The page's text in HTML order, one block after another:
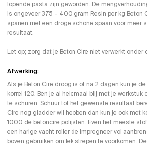
lopende pasta zijn geworden. De
is ongeveer 375 – 400 gram Resin per kg Beton
spanen met een droge schone spaan voor meer
resultaat.
Let op; zorg dat je Beton Cire niet verwerkt onder
Afwerking:
Als je Beton Cire droog is of na 2 dagen kun je
korrel 120. Ben je al helemaal blij met je werkstuk
te schuren. Schuur tot het gewenste resultaat
Cire nog gladder wil hebben dan kun je ook met
1000 de betoncire polijsten. Even het meeste
een harige vacht roller de impregneer vol
boven gebruiken om lek strepen te voorkomen.